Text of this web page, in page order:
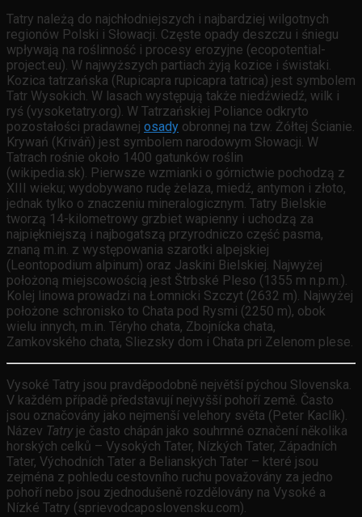
Tatry należą do najchłodniejszych i najbardziej wilgotnych
regionów Polski i Słowacji. Częste opady deszczu i śniegu
wpływają na roślinność i procesy erozyjne (ecopotential-
project.eu). W najwyższych partiach żyją kozice i świstaki.
Kozica tatrzańska (Rupicapra rupicapra tatrica) jest symbolem
Tatr Wysokich. W lasach występują także niedźwiedź, wilk i
ryś (vysoketatry.org). W Tatrzańskiej Poliance odkryto
pozostałości pradawnej osady obronnej na tzw. Żółtej Ścianie.
Krywań (Kriváň) jest symbolem narodowym Słowacji. W
Tatrach rośnie około 1400 gatunków roślin
(wikipedia.sk). Pierwsze wzmianki o górnictwie pochodzą z
XIII wieku; wydobywano rudę żelaza, miedź, antymon i złoto,
jednak tylko o znaczeniu mineralogicznym. Tatry Bielskie
tworzą 14-kilometrowy grzbiet wapienny i uchodzą za
najpiękniejszą i najbogatszą przyrodniczo część pasma,
znaną m.in. z występowania szarotki alpejskiej
(Leontopodium alpinum) oraz Jaskini Bielskiej. Najwyżej
położoną miejscowością jest Štrbské Pleso (1355 m n.p.m.).
Kolej linowa prowadzi na Łomnicki Szczyt (2632 m). Najwyżej
położone schronisko to Chata pod Rysmi (2250 m), obok
wielu innych, m.in. Téryho chata, Zbojnícka chata,
Zamkovského chata, Sliezsky dom i Chata pri Zelenom plese.
Vysoké Tatry jsou pravděpodobně největší pýchou Slovenska.
V každém případě představují nejvyšší pohoří země. Často
jsou označovány jako nejmenší velehory světa (Peter Kaclík).
Název Tatryje často chápán jako souhrnné označení několika
horských celků – Vysokých Tater, Nízkých Tater, Západních
Tater, Východních Tater a Belianských Tater – které jsou
zejména z pohledu cestovního ruchu považovány za jedno
pohoří nebo jsou zjednodušeně rozdělovány na Vysoké a
Nízké Tatry (sprievodcaposlovensku.com).